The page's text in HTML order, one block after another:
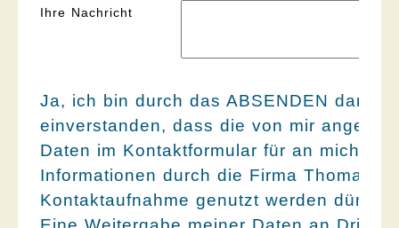
Ihre Nachricht
Ja, ich bin durch das ABSENDEN damit
einverstanden, dass die von mir
Daten im Kontaktformular für an mich
Informationen durch die Firma Thomas
Kontaktaufnahme genutzt werden dürfen.